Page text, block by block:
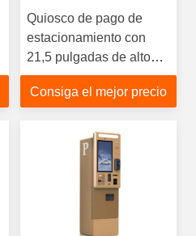
Quiosco de pago de
estacionamiento con
21,5 pulgadas de alto
brillo pago en efectivo
impermeable Ip65
Consiga el mejor precio